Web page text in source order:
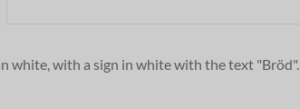
white, with a sign in white with the text "Bröd".